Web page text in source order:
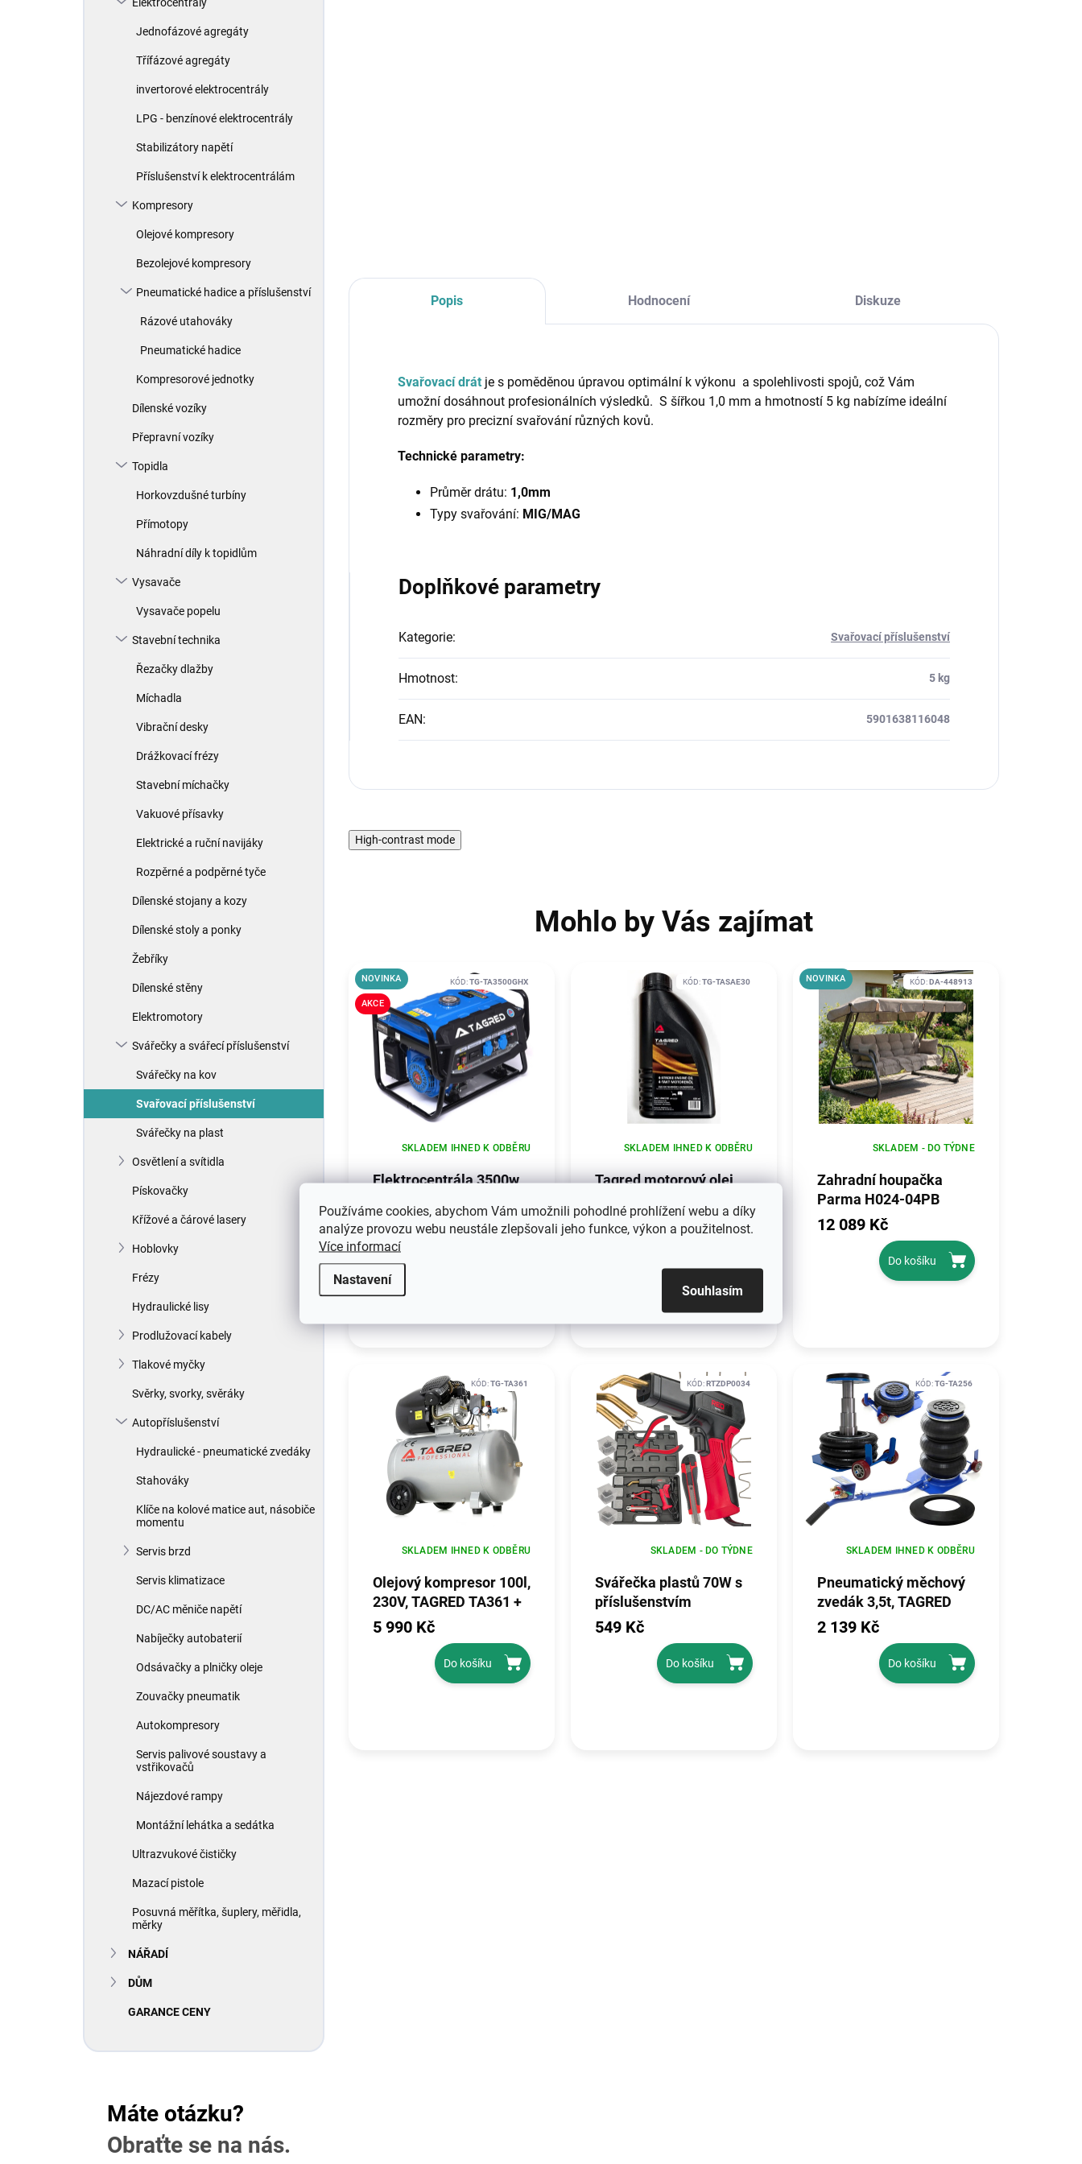
Používáme cookies, abychom Vám umožnili pohodlné prohlížení webu a díky
analýze provozu webu neustále zlepšovali jeho funkce, výkon a použitelnost.
Více informací
Nastavení
Souhlasím
Jednofázové agregáty
Třífázové agregáty
invertorové elektrocentrály
LPG - benzínové elektrocentrály
Stabilizátory napětí
Příslušenství k elektrocentrálám
Kompresory
Olejové kompresory
Bezolejové kompresory
Pneumatické hadice a příslušenství
Rázové utahováky
Pneumatické hadice
Kompresorové jednotky
Dílenské vozíky
Přepravní vozíky
Topidla
Horkovzdušné turbíny
Přímotopy
Náhradní díly k topidlům
Vysavače
Vysavače popelu
Stavební technika
Řezačky dlažby
Míchadla
Vibrační desky
Drážkovací frézy
Stavební míchačky
Vakuové přísavky
Elektrické a ruční navijáky
Rozpěrné a podpěrné tyče
Dílenské stojany a kozy
Dílenské stoly a ponky
Žebříky
Dílenské stěny
Elektromotory
Svářečky a svářecí příslušenství
Svářečky na kov
Svařovací příslušenství
Svářečky na plast
Osvětlení a svítidla
Pískovačky
Křížové a čárové lasery
Hoblovky
Frézy
Hydraulické lisy
Prodlužovací kabely
Tlakové myčky
Svěrky, svorky, svěráky
Autopříslušenství
Hydraulické - pneumatické zvedáky
Stahováky
Klíče na kolové matice aut, násobiče
momentu
Servis brzd
Servis klimatizace
DC/AC měniče napětí
Nabíječky autobaterií
Odsávačky a plničky oleje
Zouvačky pneumatik
Autokompresory
Servis palivové soustavy a
vstřikovačů
Nájezdové rampy
Montážní lehátka a sedátka
Ultrazvukové čističky
Mazací pistole
Posuvná měřítka, šuplery, měřidla,
měrky
NÁŘADÍ
DŮM
GARANCE CENY
Máte otázku?
Obraťte se na nás.
Popis Hodnocení Diskuze
Svařovací drát je s poměděnou úpravou optimální k výkonu a spolehlivosti spojů, což Vám
umožní dosáhnout profesionálních výsledků. S šířkou 1,0 mm a hmotností 5 kg nabízíme ideální
rozměry pro precizní svařování různých kovů.
Technické parametry:
Průměr drátu: 1,0mm
Typy svařování: MIG/MAG
Doplňkové parametry
Kategorie: Svařovací příslušenství
Hmotnost: 5 kg
EAN: 5901638116048
High-contrast mode
Mohlo by Vás zajímat
AKCE
NOVINKA
Elektrocentrála 3500w
avr, TAGRED
TA3500GHX
SKLADEM IHNED K ODBĚRU
5 590 Kč
KÓD:TG-TA3500GHX
Tagred motorový olej
SKLADEM IHNED K ODBĚRU
149 Kč
KÓD:TG-TASAE30 NOVINKA
Zahradní houpačka
Parma H024-04PB
SKLADEM - DO TÝDNE
12 089 Kč
Do košíku
KÓD:DA-448913
Olejový kompresor 100l,
230V, TAGRED TA361 +
separátor
SKLADEM IHNED K ODBĚRU
5 990 Kč
Do košíku
KÓD:TG-TA361
Svářečka plastů 70W s
příslušenstvím
RTZDP0034
SKLADEM - DO TÝDNE
549 Kč
Do košíku
KÓD: RTZDP0034
Pneumatický měchový
zvedák 3,5t, TAGRED
TA256
SKLADEM IHNED K ODBĚRU
2 139 Kč
Do košíku
KÓD:TG-TA256